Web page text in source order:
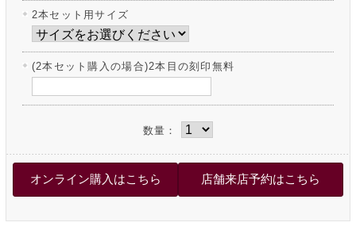
2本セット用サイズ
(2本セット購入の場合)2本目の刻印無料
数量：